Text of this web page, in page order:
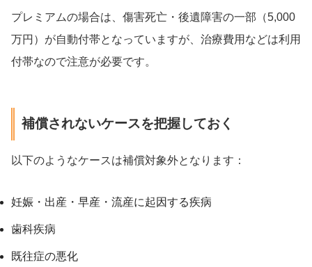
プレミアムの場合は、傷害死亡・後遺障害の一部（5,000
万円）が自動付帯となっていますが、治療費用などは利用
付帯なので注意が必要です。
補償されないケースを把握しておく
以下のようなケースは補償対象外となります：
妊娠・出産・早産・流産に起因する疾病
歯科疾病
既往症の悪化